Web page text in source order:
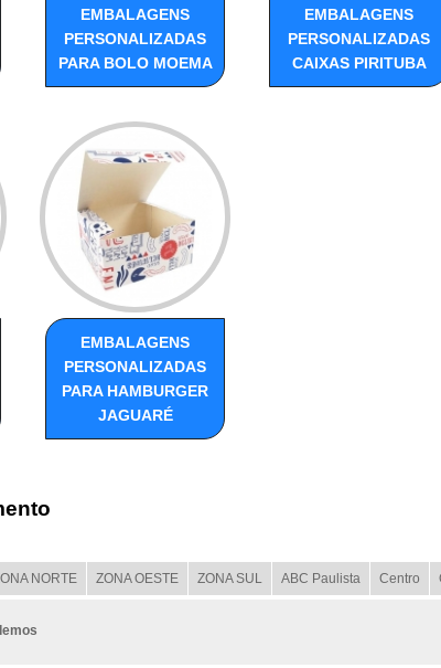
EMBALAGENS
PERSONALIZADAS
PARA BOLO MOEMA
EMBALAGENS
PERSONALIZADAS
CAIXAS PIRITUBA
EMBALAGENS
PERSONALIZADAS
PARA HAMBURGER
JAGUARÉ
NORTE ZONA OESTE ZONA SUL ABC Paulista Centro